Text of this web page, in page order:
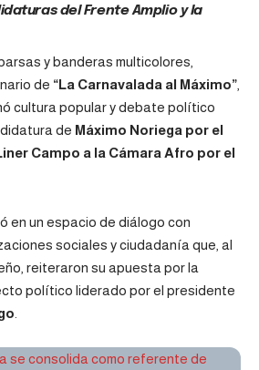
del Frente Amplio y la
y banderas multicolores,
de “La Carnavalada al Máximo”,
cultura popular y debate político
de Máximo Noriega por el
Campo a la Cámara Afro por el
en un espacio de diálogo con
sociales y ciudadanía que, al
reiteraron su apuesta por la
político liderado por el presidente
se consolida como referente de